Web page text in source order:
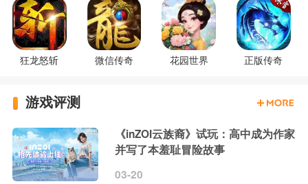
狂龙怒斩 微信传奇 花园世界 正版传奇
游戏评测
《inZOI云族裔》试玩：高中成为作家
并写了本羞耻冒险故事
03-20